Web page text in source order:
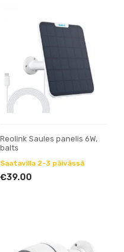
Reolink Saules panelis 6W,
balts
Saatavilla 2-3 päivässä
€39.00